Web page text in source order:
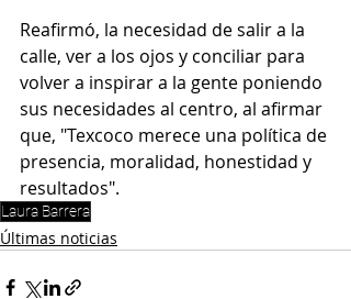
Reafirmó, la necesidad de salir a la
calle, ver a los ojos y conciliar para
volver a inspirar a la gente poniendo
sus necesidades al centro, al afirmar
que, "Texcoco merece una política de
presencia, moralidad, honestidad y
resultados".
Laura Barrera
Últimas noticias